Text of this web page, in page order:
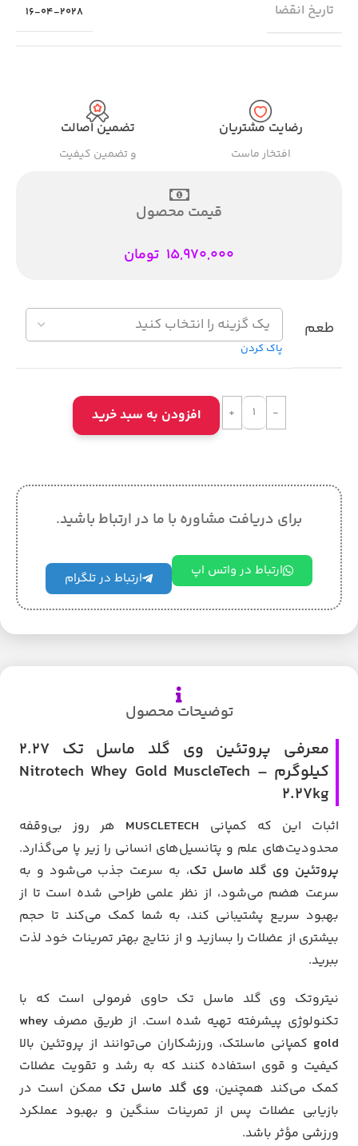
تاریخ انقضا 16-04-2028
رضایت مشتریان
افتخار ماست
تضمین اصالت
و تضمین کیفیت
قیمت محصول
15,970,000 تومان
طعم
پاک کردن
افزودن به سبد خرید
برای دریافت مشاوره با ما در ارتباط باشید.
ارتباط در واتس اپ ارتباط در تلگرام
توضیحات محصول
معرفی پروتئین وی گلد ماسل تک 2.27
کیلوگرم – Nitrotech Whey Gold MuscleTech
2.27kg
اثبات این که کمپانی MUSCLETECH هر روز بی‌وقفه
محدودیت‌های علم و پتانسیل‌های انسانی را زیر پا می‌گذارد.
پروتئین وی گلد ماسل تک، به سرعت جذب می‌شود و به
سرعت هضم می‌شود، از نظر علمی طراحی شده است تا از
بهبود سریع پشتیبانی کند، به شما کمک می‌کند تا حجم
بیشتری از عضلات را بسازید و از نتایج بهتر تمرینات خود لذت
ببرید.
نیتروتک وی گلد ماسل تک حاوی فرمولی است که با
تکنولوژی پیشرفته تهیه شده است. از طریق مصرف whey
gold کمپانی ماسلتک، ورزشکاران می‌توانند از پروتئین بالا
کیفیت و قوی استفاده کنند که به رشد و تقویت عضلات
کمک می‌کند همچنین، وی گلد ماسل تک ممکن است در
بازیابی عضلات پس از تمرینات سنگین و بهبود عملکرد
ورزشی مؤثر باشد.